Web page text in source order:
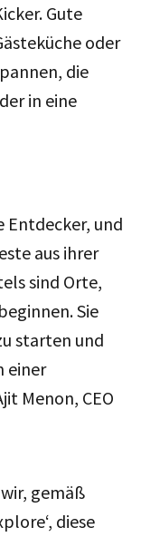
Gute
oder
die
in eine
Entdecker, und
aus ihrer
sind Orte,
Sie
starten und
einer
Menon, CEO
gemäß
diese